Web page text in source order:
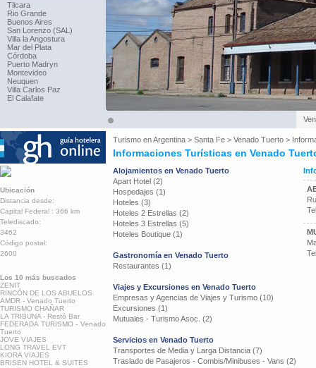
Tilcara
Rio Grande
Buenos Aires
San Lorenzo (SAL)
Villa la Angostura
Mar del Plata
Córdoba
Puerto Madryn
Montevideo
Neuquen
Villa Carlos Paz
El Calafate
Turismo enArgentina > Santa Fe > Venado Tuerto >
Informaciones Turísticas en Venado
Ubicación
Distancia desde:
Capital Federal : 366 km
Telediscado:
3462
Código postal:
2600
Los 10 más buscados
ZENIT
RINCÓN DE LOS ABUELOS
AMDR - Venado Tuerto
TURISMO CHAÑAR
LA TRIBUNA - Restó Bar
FEDERADA TURISMO - Venado
Tuerto
JOVE VIAJES
LONG TRAVEL EVT
KIORA VIAJES
BRISEN HOTEL & SUITES
Alojamientos en Venado Tuerto
Apart Hotel (2)
Hospedajes (1)
Hoteles (3)
Hoteles 2 Estrellas (2)
Hoteles 3 Estrellas (5)
Hoteles Boutique (1)
Gastronomía en Venado Tuerto
Restaurantes (1)
Viajes y Excursiones en Venado Tuerto
Empresas y Agencias de Viajes y Turismo (10)
Excursiones (1)
Mutuales - Turismo Asoc. (2)
Servicios en Venado Tuerto
Transportes de Media y Larga Distancia (7)
Traslado de Pasajeros - Combis/Minibuses - Vans (2)